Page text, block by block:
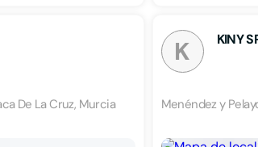
De La Cruz, Murcia
K KINY
Menéndez y